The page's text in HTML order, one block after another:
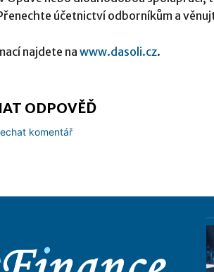
účetnictví odborníkům a
najdete nawww.dasoli.cz.
ODPOVĚĎ
komentář